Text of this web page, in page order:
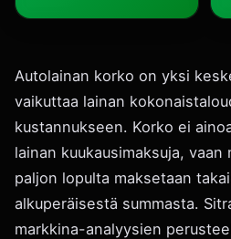
Autolainan korko on yksi
vaikuttaa lainan
kustannukseen. Korko ei
lainan kuukausimaksuja, vaan
paljon lopulta maksetaan
alkuperäisestä summasta.
markkina-analyysien